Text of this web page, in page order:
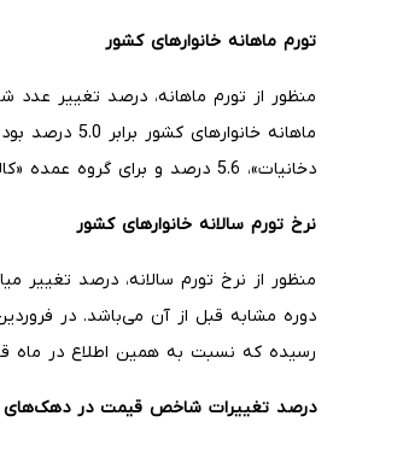
تورم ماهانه خانوارهای کشور
ماهانه
دخانیات»، 5.6 درصد و برای گروه عمده «کالاهای غیرخوراکی و خدمات»، 4.5 درصد بوده است.
نرخ تورم سالانه خانوارهای کشور
منظور از نرخ تورم سالانه، درصد
دوره مشابه قبل از آن می‌باشد. در فروردین ماه 1405 نرخ تورم سالانه برای خانوارهای کشور
رسیده که نسبت به همین اطلاع در ماه قبل، 3.1 واحد درصد افزایش
درصد تغییرات شاخص قیمت در دهک‌های